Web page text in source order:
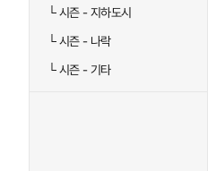
└시즌 - 지하도시
└시즌 - 나락
└시즌 - 기타